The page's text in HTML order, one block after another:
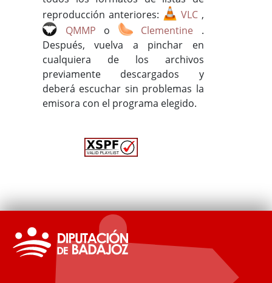
reproducción anteriores:
VLC ,
QMMP o Clementine .
Después, vuelva a pinchar en
cualquiera de los archivos
previamente descargados y
deberá escuchar sin problemas la
emisora con el programa elegido.